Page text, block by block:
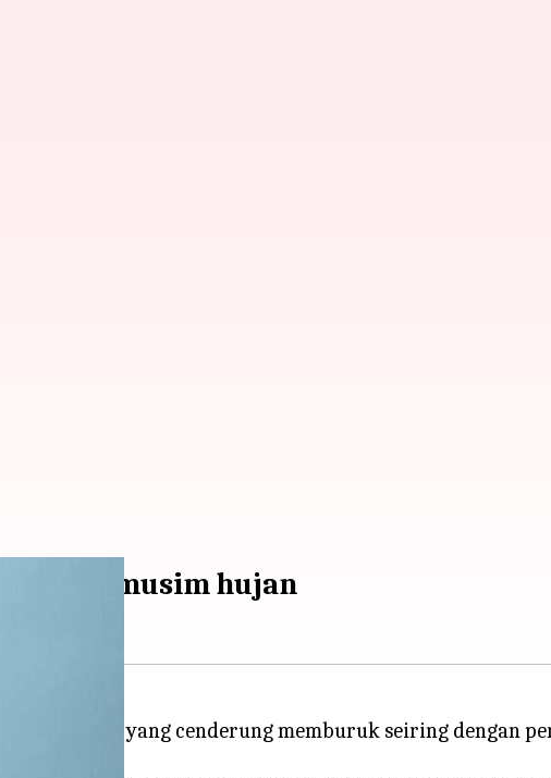
selama musim hujan
perut yang cenderung memburuk seiring dengan